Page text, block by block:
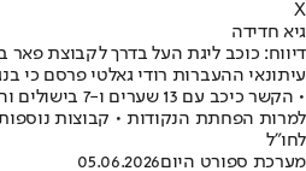
X
גיא חדידה
דיווח: כוכב ליגת העל בדרך לקבוצת פאר
עיתונאי ההעברות רודי גאלטי פרסם כי
• הקשר כיכב עם
למרות הפחתת הנקודות • קבוצות
לחו"ל
מערכת ספורט היום05.06.2026